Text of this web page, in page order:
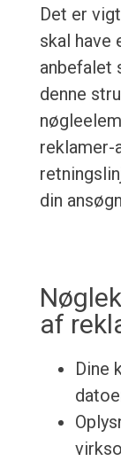
Det er
skal have
anbefalet
denne
reklamer-
din
af
Dine